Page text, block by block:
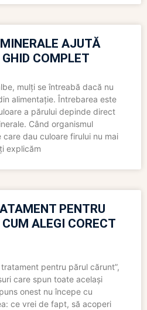
AJUTĂ
COMPLET
mulți se întreabă dacă nu
alimentație. Întrebarea este
a părului depinde direct
Când organismul
care dau culoare firului nu mai
explicăm
PENTRU
ALEGI CORECT
pentru părul cărunt”,
care spun toate același
onest nu începe cu
ce vrei de fapt, să acoperi